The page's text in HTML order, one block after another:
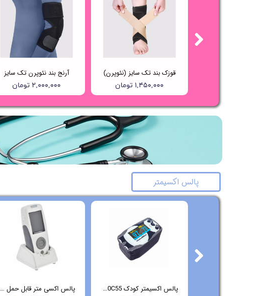
آرنج بند نئوپرن تک سایز
۲,۰۰۰,۰۰۰ تومان
قوزک بند تک سایز (نئوپرن)
۱,۴۵۰,۰۰۰ تومان
پالس اکسی متر قابل حمل چویسمد (Choicemmed) مدل MD300K2 پالس اکسیمتر کودک ChoiceMMed-MD300C55
پالس اکسیمتر